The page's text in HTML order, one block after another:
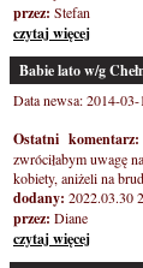
przez: Stefan
czytaj więcej
Babie lato w/g
Data newsa: 2014-
Ostatni komentarz:
zwróciłabym uwagę
kobiety, aniżeli na
dodany: 2022.03.30
przez: Diane
czytaj więcej